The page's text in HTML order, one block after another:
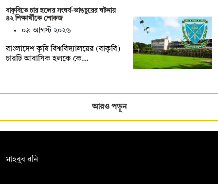
বাকৃবিতে চার হলের সংঘর্ষ-ভাঙচুরের ঘটনায়
৪২ শিক্ষার্থীকে শোকজ
০৯ আগস্ট ২০২৬
বাংলাদেশ কৃষি বিশ্ববিদ্যালয়ের (বাকৃবি)
চারটি আবাসিক হলকে কে…
আরও পড়ুন
মাহবুব রনি